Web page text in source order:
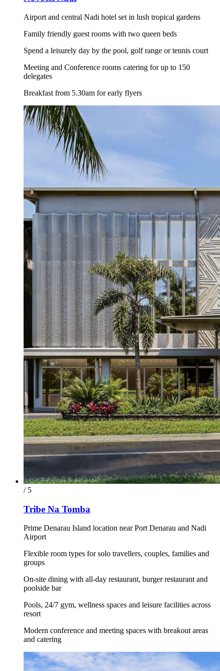
Airport and central Nadi hotel set in lush tropical gardens
Family friendly guest rooms with two queen beds
Spend a leisurely day by the pool, golf range or tennis court
Meeting and Conference rooms catering for up to 150
delegates
Breakfast from 5.30am for early flyers
/ 5
Tribe Na Tomba
Prime Denarau Island location near Port Denarau and Nadi
Airport
Flexible room types for solo travellers, couples, families and
groups
On-site dining with all-day restaurant, burger restaurant and
poolside bar
Pools, 24/7 gym, wellness spaces and leisure facilities across
resort
Modern conference and meeting spaces with breakout areas
and catering